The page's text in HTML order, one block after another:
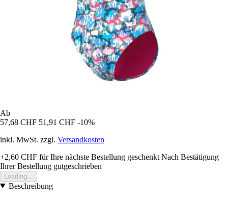
Ab
57,68 CHF 51,91 CHF -10%
inkl. MwSt. zzgl. Versandkosten
+2,60 CHF für Ihre nächste Bestellung geschenkt Nach Bestätigung
Ihrer Bestellung gutgeschrieben
Loading...
Beschreibung